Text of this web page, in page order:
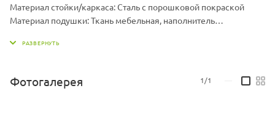
Материал стойки/каркаса: Сталь с порошковой покраской
Материал подушки: Ткань мебельная, наполнитель
Размер кокона ДхШхВ, мм: 1350 х 1350 х 100
Вес стойки, кг: 19,5
Фотогалерея 1/1